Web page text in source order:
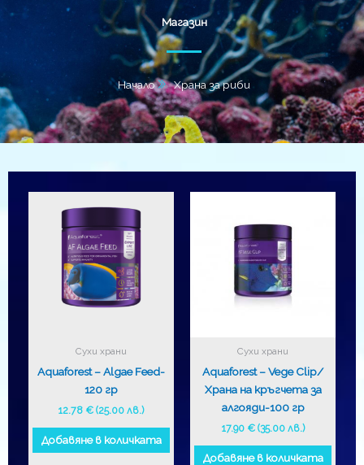
Магазин
Начало Храна за риби
Сухи храни
Aquaforest – Algae Feed-
120 гр
12.78 € (25.00 лв.)
Добавяне в количката
Сухи храни
Aquaforest – Vege Clip/
Храна на кръгчета за
алгояди-100 гр
17.90 € (35.00 лв.)
Добавяне в количката